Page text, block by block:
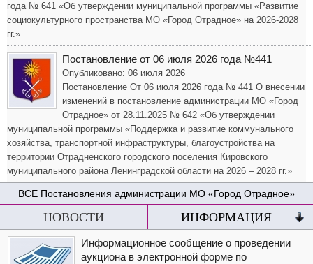
года № 641 «Об утверждении муниципальной программы «Развитие
социокультурного пространства МО «Город Отрадное» на 2026-2028
гг.»
Постановление от 06 июля 2026 года №441
Опубликовано: 06 июля 2026
Постановление От 06 июля 2026 года № 441 О внесении
изменений в постановление администрации МО «Город
Отрадное» от 28.11.2025 № 642 «Об утверждении
муниципальной программы «Поддержка и развитие коммунального
хозяйства, транспортной инфраструктуры, благоустройства на
территории Отрадненского городского поселения Кировского
муниципального района Ленинградской области на 2026 – 2028 гг.»
Постановления администрации МО «Город Отрадное»
НОВОСТИ ИНФОРМАЦИЯ
Информационное сообщение о проведении
аукциона в электронной форме по